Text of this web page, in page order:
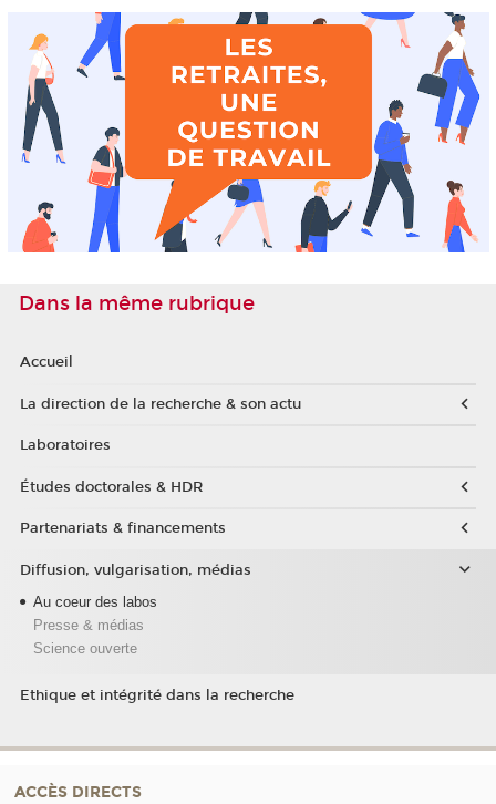
Dans la même rubrique
Accueil
La direction de la recherche & son actu
Laboratoires
Études doctorales & HDR
Partenariats & financements
Diffusion, vulgarisation, médias
Au coeur des labos
Presse & médias
Science ouverte
Ethique et intégrité dans la recherche
ACCÈS DIRECTS